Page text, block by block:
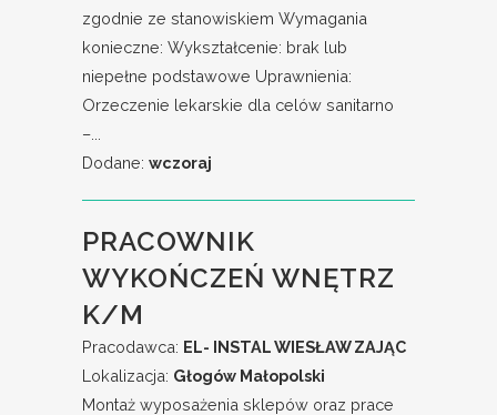
zgodnie ze stanowiskiem Wymagania
konieczne: Wykształcenie: brak lub
niepełne podstawowe Uprawnienia:
Orzeczenie lekarskie dla celów sanitarno
–...
Dodane: wczoraj
PRACOWNIK
WYKOŃCZEŃ WNĘTRZ
K/M
Pracodawca: EL- INSTAL WIESŁAW ZAJĄC
Lokalizacja: Głogów Małopolski
Montaż wyposażenia sklepów oraz prace